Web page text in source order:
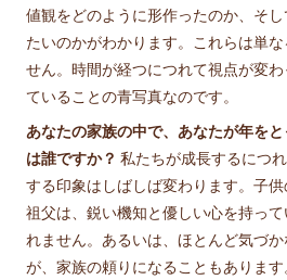
値観をどのように形作ったのか、そ
たいのかがわかります。これらは単
せん。時間が経つにつれて視点が変
ていることの青写真なのです。
あなたの家族の中で、あなたが年を
は誰ですか？ 私たちが成長するにつ
する印象はしばしば変わります。子
祖父は、鋭い機知と優しい心を持っ
れません。あるいは、ほとんど気づ
が、家族の頼りになることもありま